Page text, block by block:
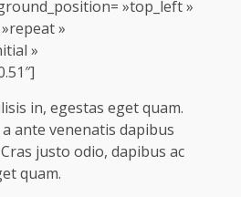
»top_left »
»
»
in, egestas eget quam.
ante venenatis dapibus
justo odio, dapibus ac
quam.